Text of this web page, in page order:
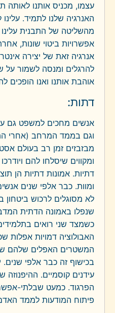
עצמו, מכניס אותנו
האנרגיה שלנו לתמיד.
מהשליטה של התבנית עלינו
אפשרויות ביטוי שונות,
אנרגיה זאת של יצירה
להרגלים ומנסה לשמור על
אוהבת אותנו ואנו הופכים
דתות:
אנשים מחכים למשפט גם על
וגם בממד המרחב (אחרי
מבזבזים זמן רב בעולם
ומקווים שיסלחו להם
דתיות. אמונות דתיות הן
ומוות. כבר אלפי שנים
לא מסוגלים לרכוש
שנפלו באמונה הדתית
כשמצד שני רואים
האבולוציה דמויות אפלות
המשטרים האפלים שלהם
בכישוף זה כבר אלפי
עידנים קוסמיים.
הפרגוד. כמעט שבלתי-
פיתוח המודעות לממד